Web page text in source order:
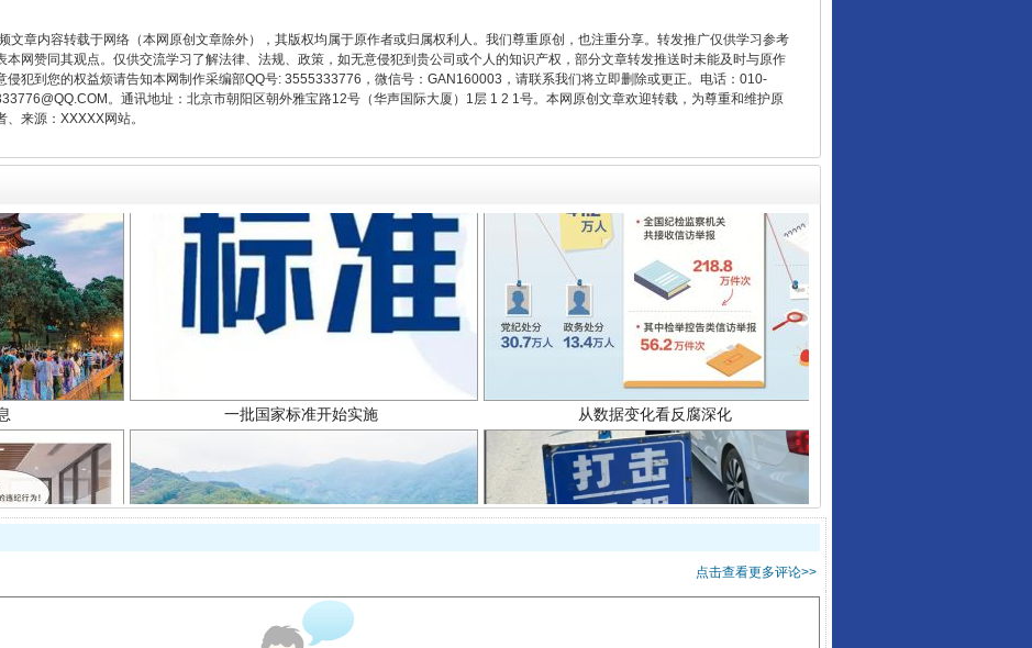
文章内容转载于网络（本网原创文章除外），其版权均属于原作者或归属权利人。我们尊重原创，也注重分享。转发推广仅供学习参考
本网赞同其观点。仅供交流学习了解法律、法规、政策，如无意侵犯到贵公司或个人的知识产权，部分文章转发推送时未能及时与原作
侵犯到您的权益烦请告知本网制作采编部QQ号: 3555333776，微信号：GAN160003，请联系我们将立即删除或更正。电话：010-
。通讯地址：北京市朝阳区朝外雅宝路12号（华声国际大厦）1层 1 2 1号。本网原创文章欢迎转载，为尊重和维护原
来源：XXXXX网站。
一批国家标准开始实施 从数据变化看反腐深化
酒驾未被当场查获能处罚吗点击查看更多评论>>